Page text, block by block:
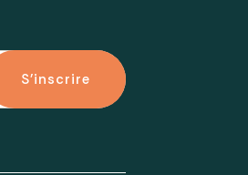
S'inscrire